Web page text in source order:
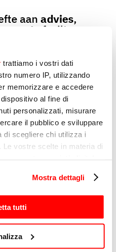
trattiamo i vostri dati
numero IP, utilizzando
memorizzare e accedere
al fine di
personalizzati, misurare
il pubblico e sviluppare
di scegliere chi utilizza i
vostre scelte in materia di
consenso in qualsiasi
sui cookie o facendo clic
privacy.
sulla tua posizione
Mostra dettagli
tutti
aan advies,
maat of wilt u
ons en we
mogelijk
u op!